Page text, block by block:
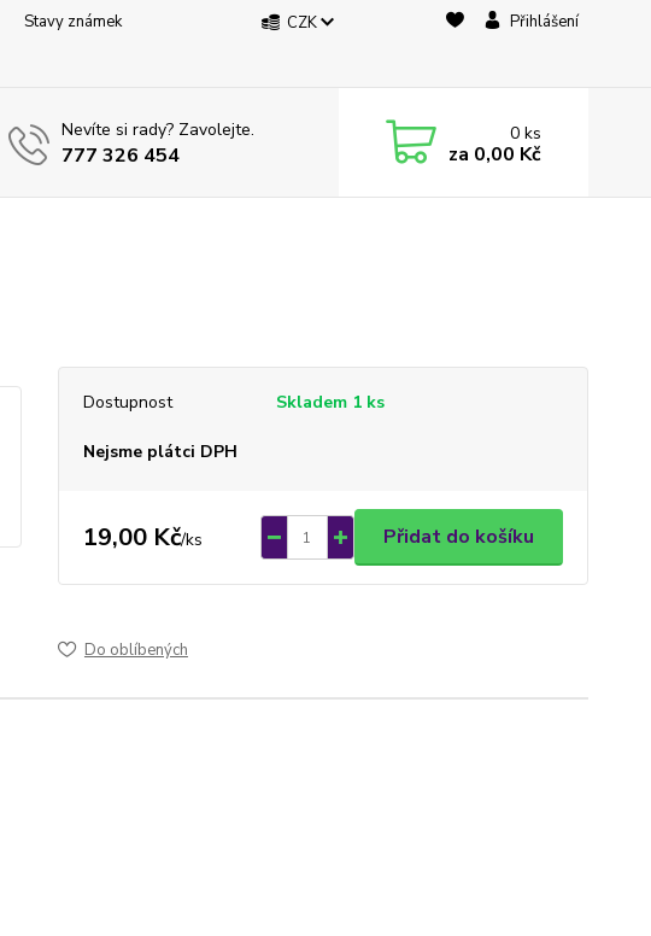
Stavy známek
CZK Přihlášení
Nevíte si rady? Zavolejte.
777 326 454
0ks
za 0,00 Kč
Dostupnost Skladem 1 ks
Nejsme plátci DPH
19,00 Kč/ks Přidat do košíku
Do oblíbených